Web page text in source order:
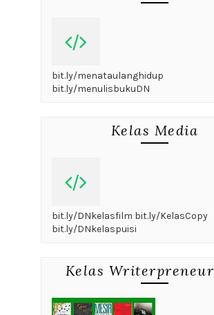
bit.ly/menataulanghidup
bit.ly/menulisbukuDN
Kelas Media
bit.ly/DNkelasfilm bit.ly/KelasCopy
bit.ly/DNkelaspuisi
Kelas